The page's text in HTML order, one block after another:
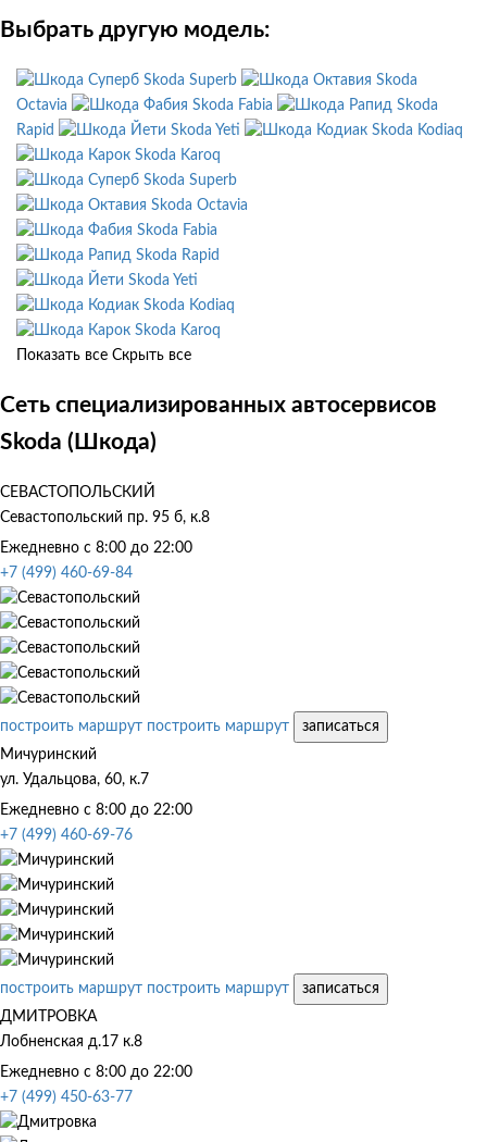
Выбрать другую модель:
Skoda Superb
Skoda
Octavia
Skoda Fabia
Skoda
Rapid
Skoda Yeti
Skoda Kodiaq
Skoda Karoq
Skoda Superb
Skoda Octavia
Skoda Fabia
Skoda Rapid
Skoda Yeti
Skoda Kodiaq
Skoda Karoq
Показать все Скрыть все
Сеть специализированных автосервисов
Skoda (Шкода)
СЕВАСТОПОЛЬСКИЙ
Севастопольский пр. 95 б, к.8
Ежедневно с 8:00 до 22:00
+7 (499) 460-69-84
построить маршрут построить маршрут
записаться
Мичуринский
ул. Удальцова, 60, к.7
Ежедневно с 8:00 до 22:00
+7 (499) 460-69-76
построить маршрут построить маршрут
записаться
ДМИТРОВКА
Лобненская д.17 к.8
Ежедневно с 8:00 до 22:00
+7 (499) 450-63-77